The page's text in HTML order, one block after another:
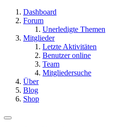
Dashboard
Forum
Unerledigte Themen
Mitglieder
Letzte Aktivitäten
Benutzer online
Team
Mitgliedersuche
Über
Blog
Shop